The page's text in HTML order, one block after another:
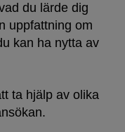
du lärde dig
uppfattning om
kan ha nytta av
ta hjälp av olika